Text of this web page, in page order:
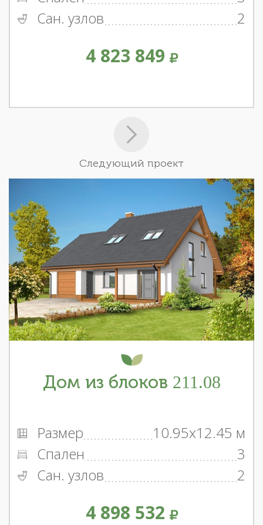
Сан. узлов
2
4 823 849
Следующий проект
Дом из блоков 211.08
Размер
10.95x12.45 м
Спален
3
Сан. узлов
2
4 898 532